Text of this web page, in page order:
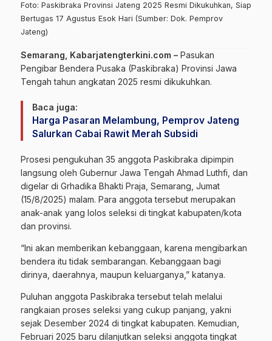
Foto: Paskibraka Provinsi Jateng 2025 Resmi Dikukuhkan, Siap
Bertugas 17 Agustus Esok Hari (Sumber: Dok. Pemprov
Jateng)
Semarang, Kabarjatengterkini.com – Pasukan
Pengibar Bendera Pusaka (Paskibraka) Provinsi Jawa
Tengah tahun angkatan 2025 resmi dikukuhkan.
Baca juga:
Harga Pasaran Melambung, Pemprov Jateng
Salurkan Cabai Rawit Merah Subsidi
Prosesi pengukuhan 35 anggota Paskibraka dipimpin
langsung oleh Gubernur Jawa Tengah Ahmad Luthfi, dan
digelar di Grhadika Bhakti Praja, Semarang, Jumat
(15/8/2025) malam. Para anggota tersebut merupakan
anak-anak yang lolos seleksi di tingkat kabupaten/kota
dan provinsi.
“Ini akan memberikan kebanggaan, karena mengibarkan
bendera itu tidak sembarangan. Kebanggaan bagi
dirinya, daerahnya, maupun keluarganya,” katanya.
Puluhan anggota Paskibraka tersebut telah melalui
rangkaian proses seleksi yang cukup panjang, yakni
sejak Desember 2024 di tingkat kabupaten. Kemudian,
Februari 2025 baru dilanjutkan seleksi anggota tingkat